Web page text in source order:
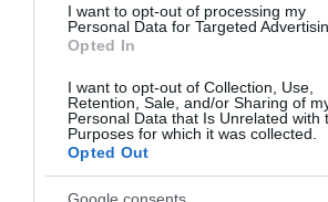
I want to opt-out of processing my
Personal Data for Targeted
Opted In
I want to opt-out of Collection, Use,
Retention, Sale, and/or Sharing of
Personal Data that Is Unrelated with
Purposes for which it was collected.
Opted Out
Με Ενδιαφέρει
Τo JABRA EVOLVE 20 είναι ένα